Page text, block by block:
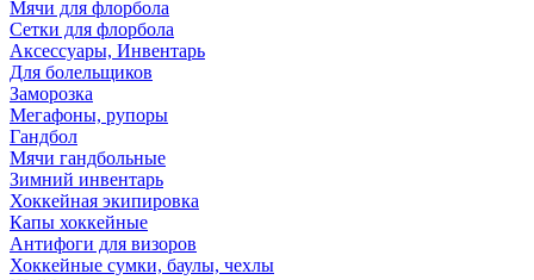
Мячи для флорбола
Сетки для флорбола
Аксессуары, Инвентарь
Для болельщиков
Заморозка
Мегафоны, рупоры
Гандбол
Мячи гандбольные
Зимний инвентарь
Хоккейная экипировка
Капы хоккейные
Антифоги для визоров
Хоккейные сумки, баулы, чехлы